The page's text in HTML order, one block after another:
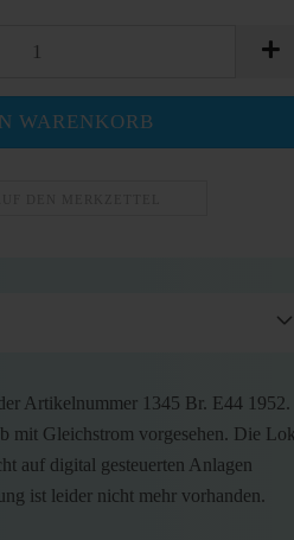
Artikelnummer 1345 Br. E44 1952.
mit Gleichstrom vorgesehen. Die
auf digital gesteuerten Anlagen
ist leider nicht mehr vorhanden.